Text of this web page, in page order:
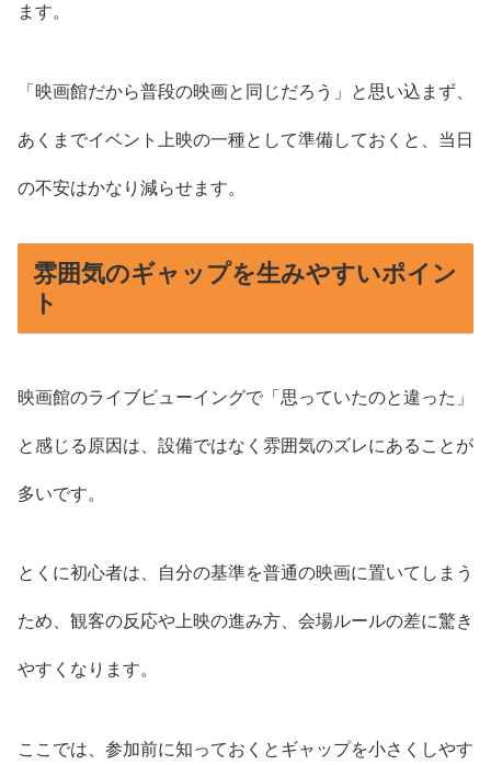
ます。
「映画館だから普段の映画と同じだろう」と思い込まず、
あくまでイベント上映の一種として準備しておくと、当日
の不安はかなり減らせます。
雰囲気のギャップを生みやすいポイン
ト
映画館のライブビューイングで「思っていたのと違った」
と感じる原因は、設備ではなく雰囲気のズレにあることが
多いです。
とくに初心者は、自分の基準を普通の映画に置いてしまう
ため、観客の反応や上映の進み方、会場ルールの差に驚き
やすくなります。
ここでは、参加前に知っておくとギャップを小さくしやす